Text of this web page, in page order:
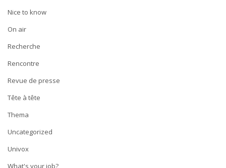
Nice to know
On air
Recherche
Rencontre
Revue de presse
Tête à tête
Thema
Uncategorized
Univox
What's your job?